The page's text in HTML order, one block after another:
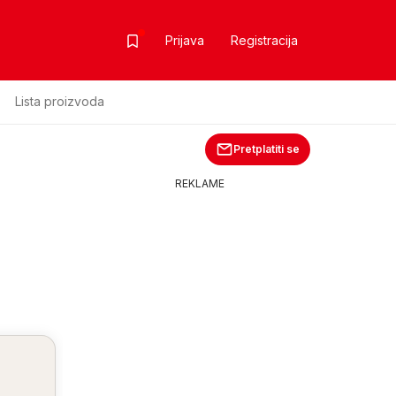
Prijava Registracija
Lista proizvoda
Pretplatiti se
REKLAME